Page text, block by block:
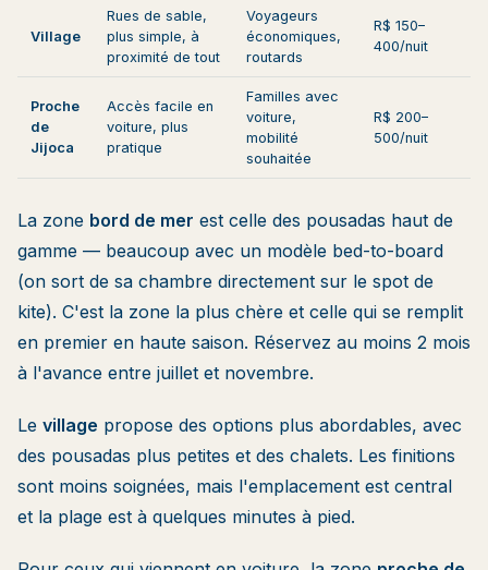
Village
Rues de sable,
plus simple, à
proximité de tout
Voyageurs
économiques,
routards
R$ 150–
400/nuit
Proche
de
Jijoca
Accès facile en
voiture, plus
pratique
Familles avec
voiture,
mobilité
souhaitée
R$ 200–
500/nuit
La zone bord de mer est celle des pousadas haut de
gamme — beaucoup avec un modèle bed-to-board
(on sort de sa chambre directement sur le spot de
kite). C'est la zone la plus chère et celle qui se remplit
en premier en haute saison. Réservez au moins 2 mois
à l'avance entre juillet et novembre.
Le village propose des options plus abordables, avec
des pousadas plus petites et des chalets. Les finitions
sont moins soignées, mais l'emplacement est central
et la plage est à quelques minutes à pied.